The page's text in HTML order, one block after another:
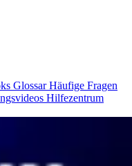
GlossarHäufige Fragen
Hilfezentrum